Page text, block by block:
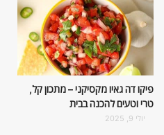
פיקו דה גאיו מקסיקני – מתכון קל,
טרי וטעים להכנה בבית
יולי 9, 2025